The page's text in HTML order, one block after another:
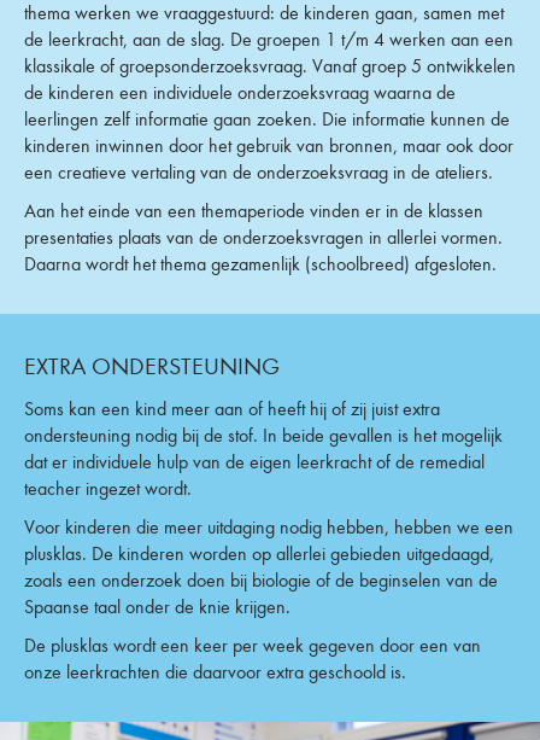
thema werken we vraaggestuurd: de kinderen gaan, samen met
de leerkracht, aan de slag. De groepen 1 t/m 4 werken aan een
klassikale of groepsonderzoeksvraag. Vanaf groep 5 ontwikkelen
de kinderen een individuele onderzoeksvraag waarna de
leerlingen zelf informatie gaan zoeken. Die informatie kunnen de
kinderen inwinnen door het gebruik van bronnen, maar ook door
een creatieve vertaling van de onderzoeksvraag in de ateliers.
Aan het einde van een themaperiode vinden er in de klassen
presentaties plaats van de onderzoeksvragen in allerlei vormen.
Daarna wordt het thema gezamenlijk (schoolbreed) afgesloten.
EXTRA ONDERSTEUNING
Soms kan een kind meer aan of heeft hij of zij juist extra
ondersteuning nodig bij de stof. In beide gevallen is het mogelijk
dat er individuele hulp van de eigen leerkracht of de remedial
teacher ingezet wordt.
Voor kinderen die meer uitdaging nodig hebben, hebben we een
plusklas. De kinderen worden op allerlei gebieden uitgedaagd,
zoals een onderzoek doen bij biologie of de beginselen van de
Spaanse taal onder de knie krijgen.
De plusklas wordt een keer per week gegeven door een van
onze leerkrachten die daarvoor extra geschoold is.